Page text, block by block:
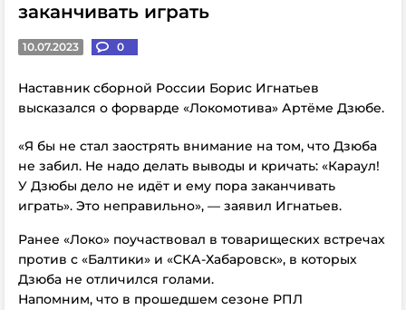
заканчивать играть
10.07.2023 0
Наставник сборной России Борис Игнатьев
высказался о форварде «Локомотива» Артёме Дзюбе.
«Я бы не стал заострять внимание на том, что Дзюба
не забил. Не надо делать выводы и кричать: «Караул!
У Дзюбы дело не идёт и ему пора заканчивать
играть». Это неправильно», — заявил Игнатьев.
Ранее «Локо» поучаствовал в товарищеских встречах
против с «Балтики» и «СКА-Хабаровск», в которых
Дзюба не отличился голами.
Напомним, что в прошедшем сезоне РПЛ